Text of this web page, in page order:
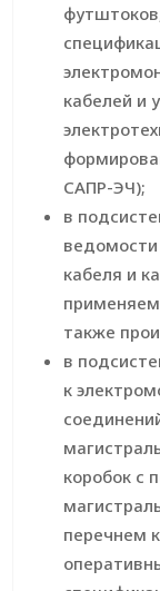
кабелей и
САПР-ЭЧ);
в
кабеля и
также
в
к
коробок с
перечнем